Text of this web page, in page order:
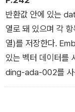
비한다. 그리고 API
반환값 안에 있는
열로 돼 있으며 각
열)를 저장한다.
있는 벡터 데이터
ding-ada-002를 사
져 있다. 즉 이 모델
로 수치화한다.